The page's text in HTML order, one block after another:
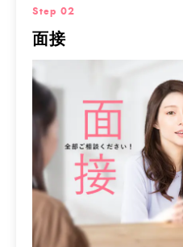
Step 02
面接